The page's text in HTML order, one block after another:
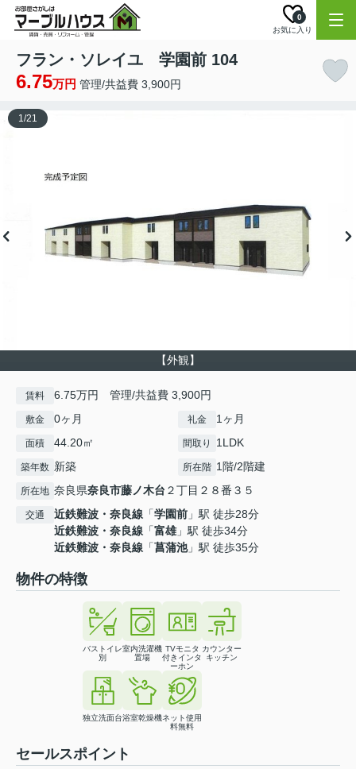
お気に入り
0
フラン・ソレイユ 学園前 104
6.75万円 管理/共益費 3,900円
【外観】
1/21
賃料 6.75万円 管理/共益費 3,900円
敷金 0ヶ月 礼金 1ヶ月
面積 44.20㎡ 間取り 1LDK
築年数 新築 所在階 1階/2階建
所在地 奈良県奈良市藤ノ木台 ２丁目２８番３５
交通 近鉄難波・奈良線 「学園前 」駅 徒歩28分
近鉄難波・奈良線 「富雄」駅 徒歩34分
近鉄難波・奈良線 「菖蒲池」駅 徒歩35分
物件の特徴
バストイレ
別
室内洗濯機
置場
TVモニタ
付きインタ
ーホン
カウンター
キッチン
独立洗面台浴室乾燥機ネット使用
料無料
セールスポイント